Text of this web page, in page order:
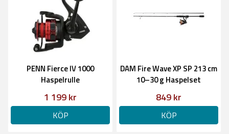
PENN Fierce IV 1000
Haspelrulle
1 199 kr
KÖP
DAM Fire Wave XP SP 213 cm
10–30 g Haspelset
849 kr
KÖP